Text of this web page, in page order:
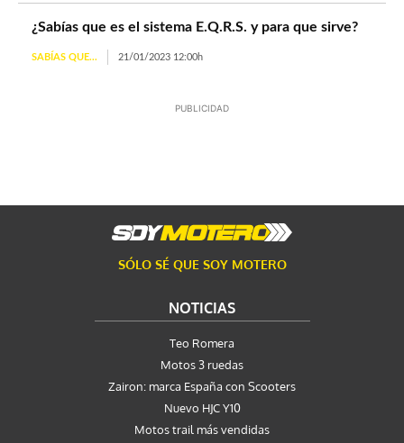
¿Sabías que es el sistema E.Q.R.S. y para que sirve?
SABÍAS QUE... 21/01/2023 12:00h
PUBLICIDAD
SÓLO SÉ QUE SOY MOTERO
NOTICIAS
Teo Romera
Motos 3 ruedas
Zairon: marca España con Scooters
Nuevo HJC Y10
Motos trail más vendidas